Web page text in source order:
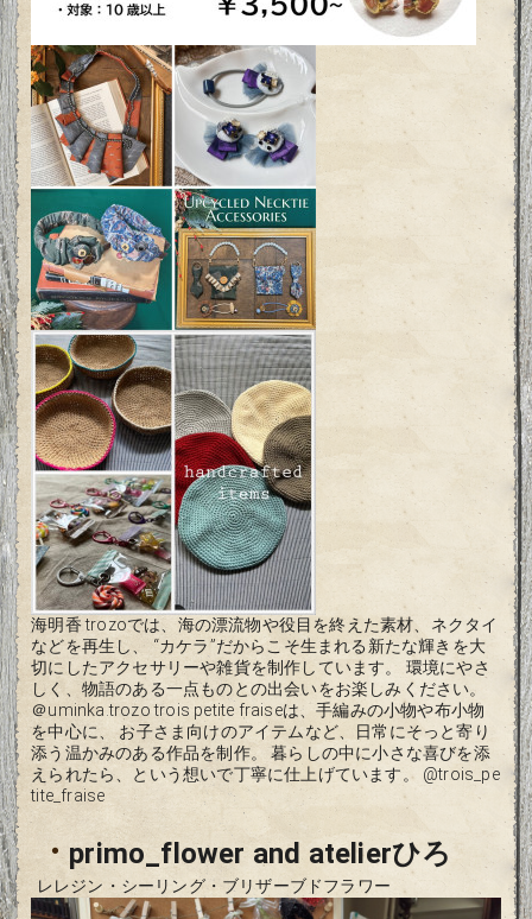
海明香 trozoでは、海の漂流物や役目を終えた素材、ネクタイ
などを再生し、 “カケラ”だからこそ生まれる新たな輝きを大
切にしたアクセサリーや雑貨を制作しています。 環境にやさ
しく、物語のある一点ものとの出会いをお楽しみください。
＠uminka.trozo trois petite fraiseは、手編みの小物や布小物
を中心に、 お子さま向けのアイテムなど、日常にそっと寄り
添う温かみのある作品を制作。 暮らしの中に小さな喜びを添
えられたら、という想いで丁寧に仕上げています。 @trois_pe
tite_fraise
・ primo_flower and atelierひろ
レレジン・シーリング・ブリザーブドフラワー